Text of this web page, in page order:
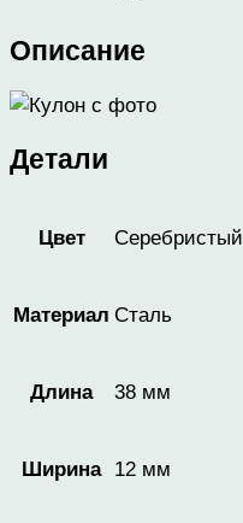
Описание
Детали
Цвет Серебристый
Материал Сталь
Длина 38 мм
Ширина 12 мм